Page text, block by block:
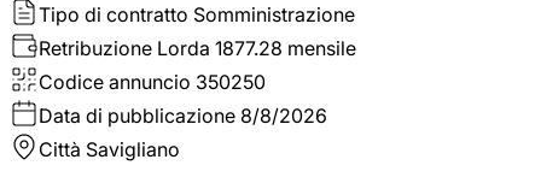
Tipo di contratto Somministrazione
Retribuzione Lorda 1877.28 mensile
Codice annuncio 350250
Data di pubblicazione 8/8/2026
Città Savigliano